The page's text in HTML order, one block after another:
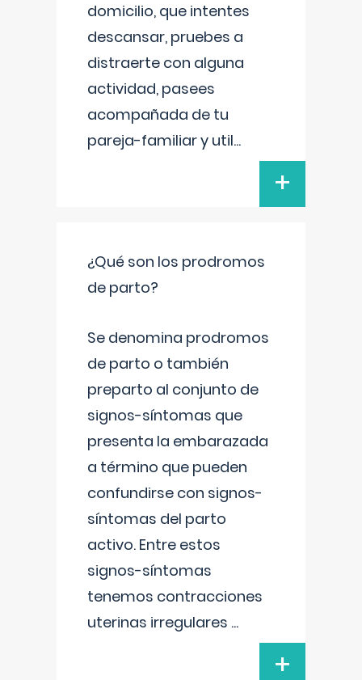
domicilio, que intentes
descansar, pruebes a
distraerte con alguna
actividad, pasees
acompañada de tu
pareja-familiar y util...
+
¿Qué son los prodromos
de parto?
Se denomina prodromos
de parto o también
preparto al conjunto de
signos-síntomas que
presenta la embarazada
a término que pueden
confundirse con signos-
síntomas del parto
activo. Entre estos
signos-síntomas
tenemos contracciones
uterinas irregulares ...
+